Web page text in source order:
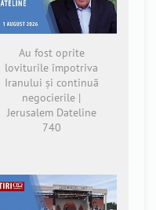
Au fost oprite
loviturile împotriva
Iranului și continuă
negocierile |
Jerusalem Dateline
740